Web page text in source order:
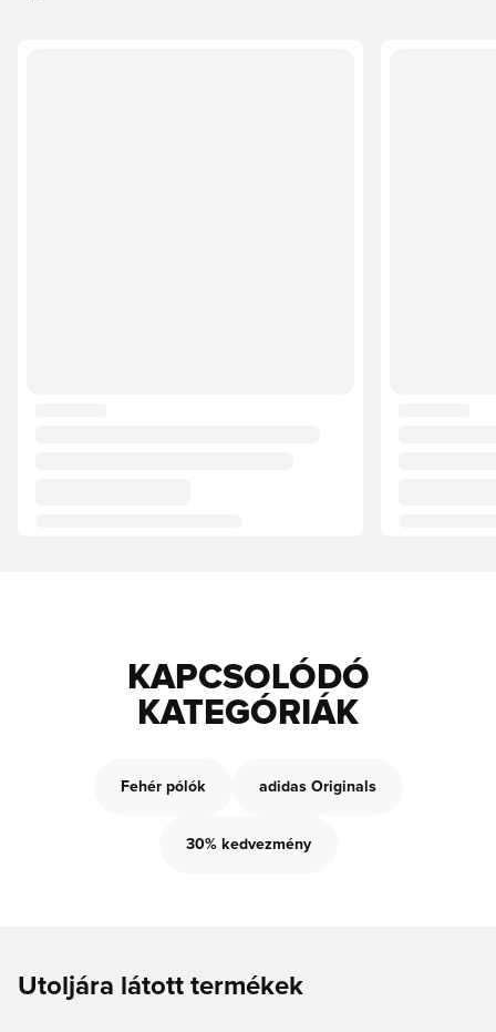
KAPCSOLÓDÓ
KATEGÓRIÁK
Fehér pólók adidas Originals
30% kedvezmény
Utoljára látott termékek